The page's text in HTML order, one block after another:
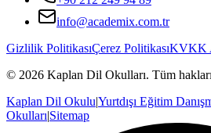
info@academix.com.tr
Gizlilik PolitikasıÇerez PolitikasıKVKK
© 2026 Kaplan Dil Okulları. Tüm
Kaplan Dil Okulu|Yurtdışı Eğitim
Okulları|Sitemap